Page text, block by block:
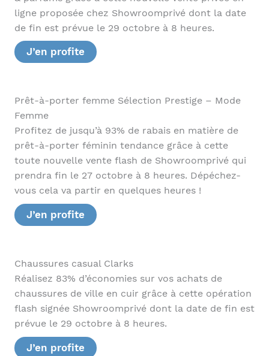
ligne proposée chez Showroomprivé dont la date
de fin est prévue le 29 octobre à 8 heures.
J’en profite
Prêt-à-porter femme Sélection Prestige – Mode
Femme
Profitez de jusqu’à 93% de rabais en matière de
prêt-à-porter féminin tendance grâce à cette
toute nouvelle vente flash de Showroomprivé qui
prendra fin le 27 octobre à 8 heures. Dépéchez-
vous cela va partir en quelques heures !
J’en profite
Chaussures casual Clarks
Réalisez 83% d’économies sur vos achats de
chaussures de ville en cuir grâce à cette opération
flash signée Showroomprivé dont la date de fin est
prévue le 29 octobre à 8 heures.
J’en profite